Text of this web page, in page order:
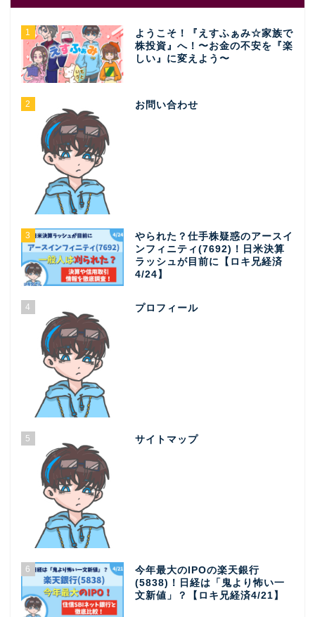
1
ようこそ！『えすふぁみ☆家族で
株投資』へ！〜お金の不安を『楽
しい』に変えよう〜
2 お問い合わせ
3
やられた？仕手株疑惑のアースイ
ンフィニティ(7692)！日米決算
ラッシュが目前に【ロキ兄経済
4/24】
4 プロフィール
5 サイトマップ
6
今年最大のIPOの楽天銀行
(5838)！日経は「鬼より怖い一
文新値」？【ロキ兄経済4/21】